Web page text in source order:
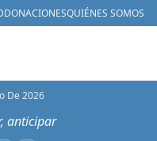
DONACIONESQUIÉNES SOMOS
De 2026
anticipar